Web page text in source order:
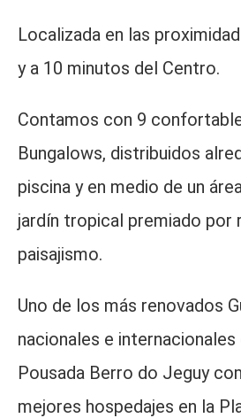
Localizada en las
y a 10 minutos del Centro.
Contamos con 9
Bungalows, distribuidos
piscina y en medio de un
jardín tropical premiado por
paisajismo.
Uno de los más renovados
nacionales e
Pousada Berro do Jeguy
mejores hospedajes en la